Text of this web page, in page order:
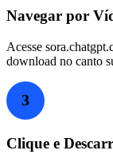
Navegar por
Acesse
download no canto
3
Clique e